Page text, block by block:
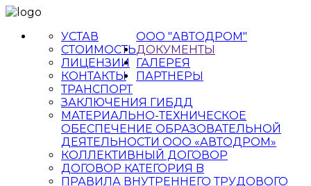
ООО "АВТОДРОМ"
УСТАВ
СТОИМОСТЬ
ЛИЦЕНЗИИ
КОНТАКТЫ
ТРАНСПОРТ
ДОКУМЕНТЫ
ЗАКЛЮЧЕНИЯ ГИБДД
МАТЕРИАЛЬНО-ТЕХНИЧЕСКОЕ
ОБЕСПЕЧЕНИЕ ОБРАЗОВАТЕЛЬНОЙ
ДЕЯТЕЛЬНОСТИ ООО «АВТОДРОМ»
КОЛЛЕКТИВНЫЙ ДОГОВОР
ДОГОВОР КАТЕГОРИЯ B
ПРАВИЛА ВНУТРЕННЕГО ТРУДОВОГО
ГАЛЕРЕЯ
ПАРТНЕРЫ